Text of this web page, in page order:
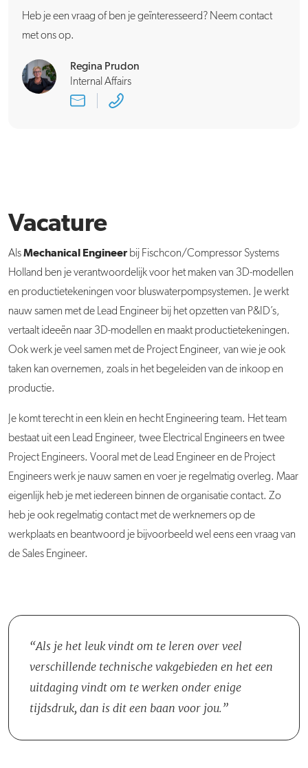
Heb je een vraag of ben je geïnteresseerd? Neem contact
met ons op.
Regina Prudon
Internal Affairs
Vacature
AlsMechanical Engineerbij Fischcon/Compressor Systems
Holland ben je verantwoordelijk voor het maken van 3D-modellen
en productietekeningen voor bluswaterpompsystemen. Je werkt
nauw samen met de Lead Engineer bij het opzetten van P&ID’s,
vertaalt ideeën naar 3D-modellen en maakt productietekeningen.
Ook werk je veel samen met de Project Engineer, van wie je ook
taken kan overnemen, zoals in het begeleiden van de inkoop en
productie.
Je komt terecht in een klein en hecht Engineering team. Het team
bestaat uit een Lead Engineer, twee Electrical Engineers en twee
Project Engineers. Vooral met de Lead Engineer en de Project
Engineers werk je nauw samen en voer je regelmatig overleg. Maar
eigenlijk heb je met iedereen binnen de organisatie contact. Zo
heb je ook regelmatig contact met de werknemers op de
werkplaats en beantwoord je bijvoorbeeld wel eens een vraag van
de Sales Engineer.
Als je het leuk vindt om te leren over veel
verschillende technische vakgebieden en het een
uitdaging vindt om te werken onder enige
tijdsdruk, dan is dit een baan voor jou.